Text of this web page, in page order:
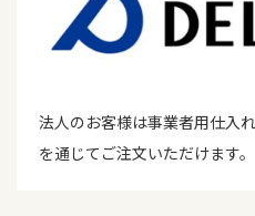
法人のお客様は事業者用仕入
を通じてご注文いただけます。